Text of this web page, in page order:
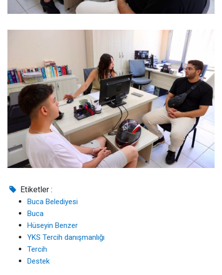
Etiketler :
Buca Belediyesi
Buca
Hüseyin Benzer
YKS Tercih danışmanlığı
Tercih
Destek